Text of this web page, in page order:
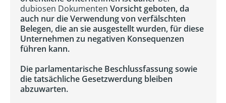
dubiosen Dokumenten Vorsicht geboten, da
auch nur die Verwendung von verfälschten
Belegen, die an sie ausgestellt wurden, für diese
Unternehmen zu negativen Konsequenzen
führen kann.
Die parlamentarische Beschlussfassung sowie
die tatsächliche Gesetzwerdung bleiben
abzuwarten.